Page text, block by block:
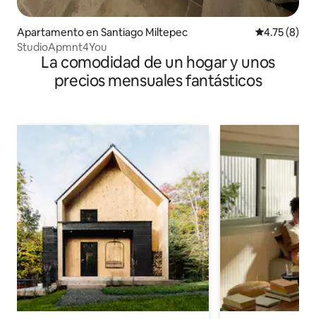
Apartamento en Santiago Miltepec Calificación
4.75 (8)
StudioApmnt4You
La comodidad de un hogar y unos
precios mensuales fantásticos